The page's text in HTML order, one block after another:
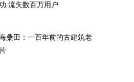
流失数百万用户
桑田：一百年前的古建筑老